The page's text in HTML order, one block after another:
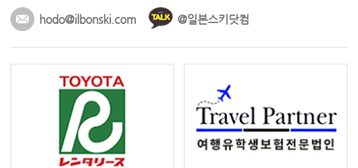
hodo@ilbonski.com @일본스키닷컴